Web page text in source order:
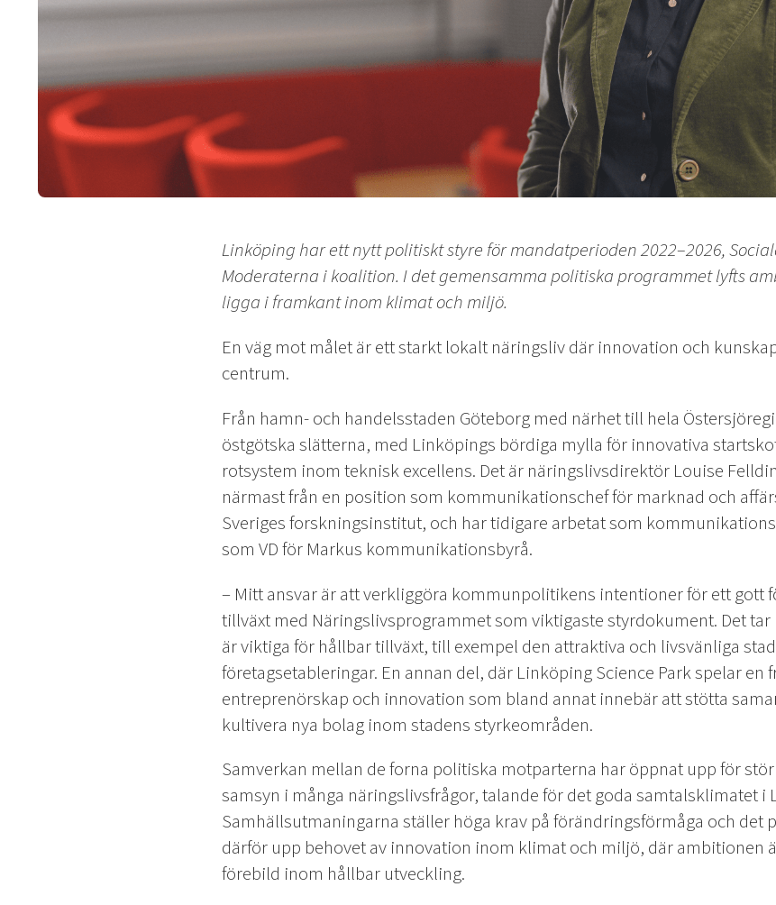
Linköping har ett nytt politiskt styre för mandatperioden 2022–2026,
Moderaterna i koalition. I det ­gemensamma politiska programmet lyfts
ligga i framkant inom klimat och miljö.
En väg mot målet är ett starkt lokalt näringsliv där innovation och
centrum.
Från hamn- och handelsstaden Göteborg med närhet till hela
östgötska slätterna, med Linköpings bördiga mylla för innovativa
rotsystem inom teknisk excellens. Det är näringslivsdirektör Louise
närmast från en position som kommunikationschef för marknad och
Sveriges forskningsinstitut, och har tidigare arbetat som
som VD för Markus kommunikationsbyrå.
– Mitt ansvar är att verkliggöra kommunpolitikens intentioner för ett gott
tillväxt med Näringslivsprogrammet som viktigaste styrdokument. Det
är viktiga för hållbar tillväxt, till exempel den attraktiva och livsvänliga
företagsetableringar. En annan del, där Linköping Science Park spelar en
entreprenörskap och innovation som bland annat innebär att stötta
kultivera nya bolag inom stadens styrkeområden.
Samverkan mellan de forna politiska motparterna har öppnat upp för
samsyn i många näringslivsfrågor, talande för det goda samtalsklimatet
Samhällsutmaningarna ställer höga krav på förändringsförmåga och det
därför upp behovet av innovation inom klimat och miljö, där ambitionen
förebild inom hållbar utveckling.